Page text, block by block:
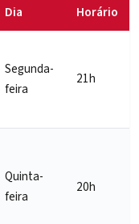
Dia Horário
Segunda-
feira
21h
Quinta-
feira
20h